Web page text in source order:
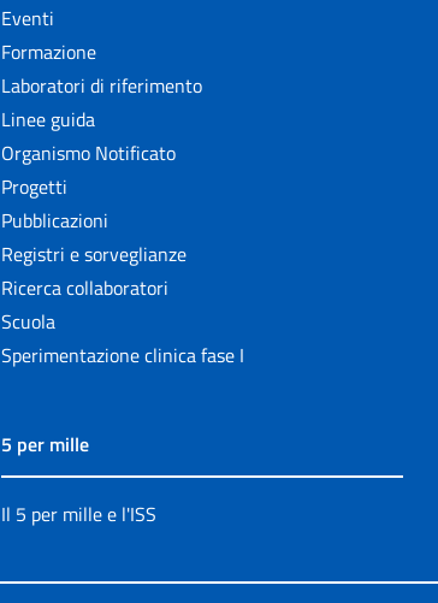
Eventi
Formazione
Laboratori di riferimento
Linee guida
Organismo Notificato
Progetti
Pubblicazioni
Registri e sorveglianze
Ricerca collaboratori
Scuola
Sperimentazione clinica fase I
5 per mille
Il 5 per mille e l'ISS